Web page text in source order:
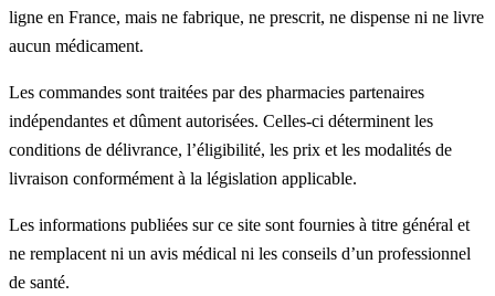
ligne en France, mais ne fabrique, ne prescrit, ne dispense ni ne livre
aucun médicament.
Les commandes sont traitées par des pharmacies partenaires
indépendantes et dûment autorisées. Celles-ci déterminent les
conditions de délivrance, l’éligibilité, les prix et les modalités de
livraison conformément à la législation applicable.
Les informations publiées sur ce site sont fournies à titre général et
ne remplacent ni un avis médical ni les conseils d’un professionnel
de santé.